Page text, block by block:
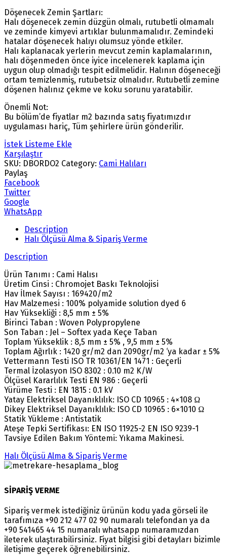
Döşenecek Zemin Şartları:
Halı döşenecek zemin düzgün olmalı, rutubetli olmamalı
ve zeminde kimyevi artıklar bulunmamalıdır. Zemindeki
hatalar döşenecek halıyı olumsuz yönde etkiler.
Halı kaplanacak yerlerin mevcut zemin kaplamalarının,
halı döşenmeden önce iyice incelenerek kaplama için
uygun olup olmadığı tespit edilmelidir. Halının döşeneceği
ortam temizlenmiş, rutubetsiz olmalıdır. Rutubetli zemine
döşenen halınız çekme ve koku sorunu yaratabilir.
Önemli Not:
Bu bölüm’de fiyatlar m2 bazında satış fiyatımızdır
uygulaması hariç, Tüm şehirlere ürün gönderilir.
İstek Listeme Ekle
Karşılaştır
SKU: DBORDO2 Category: Cami Halıları
Paylaş
Facebook
Twitter
Google
WhatsApp
Description
Halı Ölçüsü Alma & Sipariş Verme
Description
Ürün Tanımı : Cami Halısı
Üretim Cinsi : Chromojet Baskı Teknolojisi
Hav İlmek Sayısı : 169420/m2
Hav Malzemesi : 100% polyamide solution dyed 6
Hav Yüksekliği : 8,5 mm ± 5%
Birinci Taban : Woven Polypropylene
Son Taban : Jel – Softex yada Keçe Taban
Toplam Yükseklik : 8,5 mm ± 5% , 9,5 mm ± 5%
Toplam Ağırlık : 1420 gr/m2 dan 2090gr/m2 ‘ya kadar ± 5%
Vettermann Testi ISO TR 10361/EN 1471 : Geçerli
Termal İzolasyon ISO 8302 : 0.10 m2 K/W
Ölçüsel Kararlılık Testi EN 986 : Geçerli
Yürüme Testi : EN 1815 : 0.1 kV
Yatay Elektriksel Dayanıklılık: ISO CD 10965 : 4×108 Ω
Dikey Elektriksel Dayanıklılık: ISO CD 10965 : 6×1010 Ω
Statik Yükleme : Antistatik
Ateşe Tepki Sertifikası: EN ISO 11925-2 EN ISO 9239-1
Tavsiye Edilen Bakım Yöntemi: Yıkama Makinesi.
Halı Ölçüsü Alma & Sipariş Verme
SİPARİŞ VERME
Sipariş vermek istediğiniz ürünün kodu yada görseli ile
tarafımıza +90 212 477 02 90 numaralı telefondan ya da
+90 541465 44 15 numaralı whatsapp numaramızdan
ileterek ulaştırabilirsiniz. Fiyat bilgisi gibi detayları bizimle
iletişime geçerek öğrenebilirsiniz.